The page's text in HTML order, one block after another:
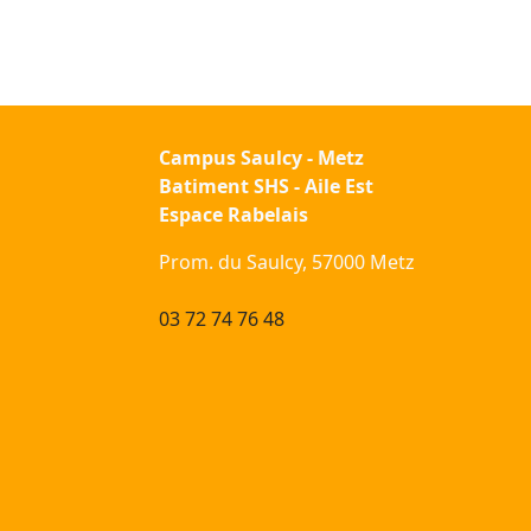
Campus Saulcy - Metz
Batiment SHS - Aile Est
Espace Rabelais
Prom. du Saulcy, 57000 Metz
03 72 74 76 48